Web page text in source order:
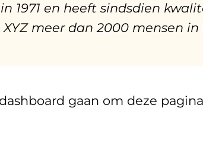
1971 en heeft sindsdien
meer dan 2000 mensen
gaan om deze